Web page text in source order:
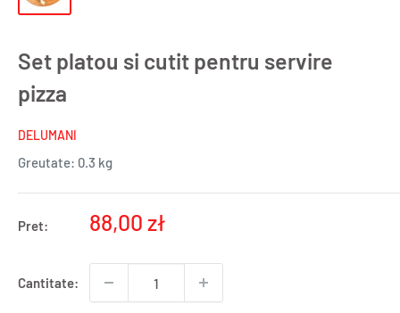
Set platou si cutit pentru servire
pizza
DELUMANI
Greutate: 0.3 kg
Pret:
Pret
88,00 zł
Cantitate: